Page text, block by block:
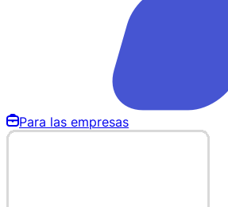
Para las empresas